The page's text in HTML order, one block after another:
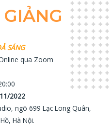
SÁNG
qua Zoom
2022
ngõ 699 Lạc Long Quân,
Hà Nội.